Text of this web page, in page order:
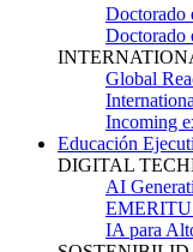
Doctorado
Doctorado
Global
Incoming
Educación
DIGITAL
AI
IA para